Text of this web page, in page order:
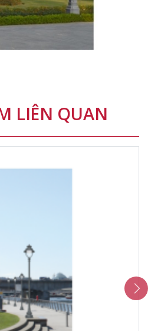
LIÊN QUAN
sản xuất:
hiệu:Delete